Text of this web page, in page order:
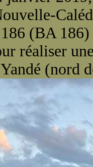
186 (BA
réaliser
(nord